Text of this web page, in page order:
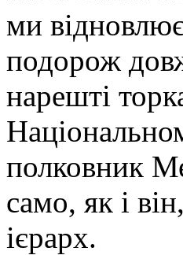
ми
подорож
нарешті
полковник
само, як і
ієрарх.